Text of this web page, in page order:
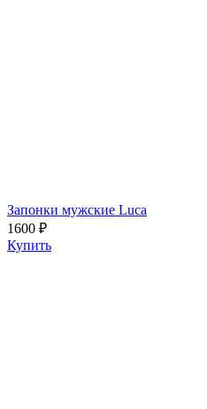
Запонки мужские Luca
1600 ₽
Купить